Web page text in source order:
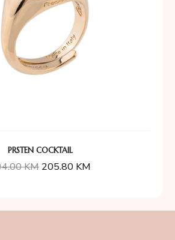
PRSTEN COCKTAIL
KM 205.80 KM